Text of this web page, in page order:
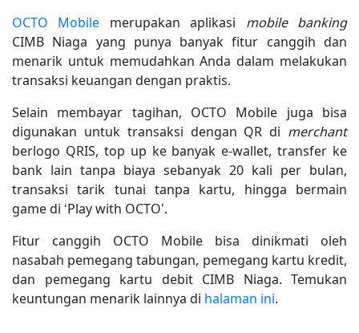
OCTO Mobile merupakan aplikasi mobile banking
CIMB Niaga yang punya banyak fitur canggih dan
menarik untuk memudahkan Anda dalam melakukan
transaksi keuangan dengan praktis.
Selain membayar tagihan, OCTO Mobile juga bisa
digunakan untuk transaksi dengan QR di merchant
berlogo QRIS, top up ke banyak e-wallet, transfer ke
bank lain tanpa biaya sebanyak 20 kali per bulan,
transaksi tarik tunai tanpa kartu, hingga bermain
game di ‘Play with OCTO’.
Fitur canggih OCTO Mobile bisa dinikmati oleh
nasabah pemegang tabungan, pemegang kartu kredit,
dan pemegang kartu debit CIMB Niaga. Temukan
keuntungan menarik lainnya di halaman ini.